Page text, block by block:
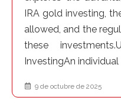
IRA gold investing,
allowed, and the
these
InvestingAn
9 de octubre de 2025